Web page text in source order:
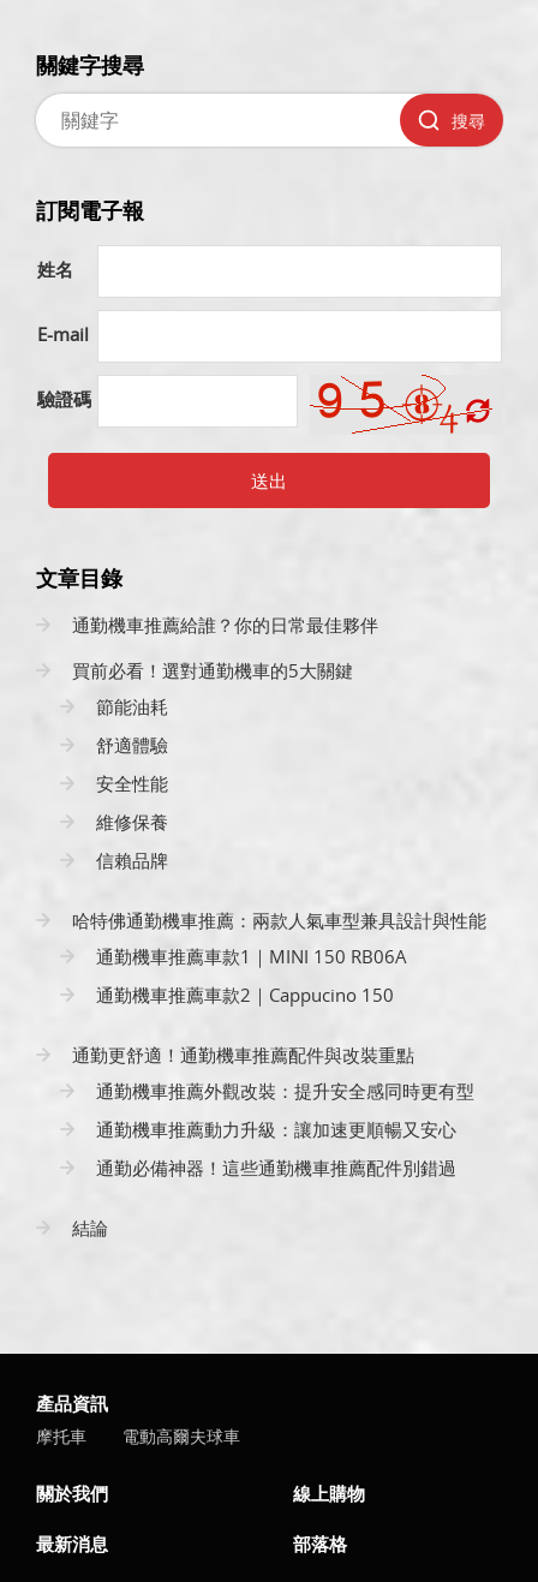
關鍵字搜尋
搜尋
訂閱電子報
姓名
E-mail
驗證碼
送出
文章目錄
通勤機車推薦給誰？你的日常最佳夥伴
買前必看！選對通勤機車的5大關鍵
節能油耗
舒適體驗
安全性能
維修保養
信賴品牌
哈特佛通勤機車推薦：兩款人氣車型兼具設計與性能
通勤機車推薦車款1｜MINI 150 RB06A
通勤機車推薦車款2｜Cappucino 150
通勤更舒適！通勤機車推薦配件與改裝重點
通勤機車推薦外觀改裝：提升安全感同時更有型
通勤機車推薦動力升級：讓加速更順暢又安心
通勤必備神器！這些通勤機車推薦配件別錯過
結論
產品資訊
摩托車 電動高爾夫球車
關於我們 線上購物
最新消息 部落格